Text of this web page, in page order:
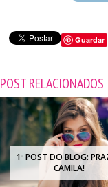
Guardar
POST RELACIONADOS
1º POST DO BLOG:
CAMILA!